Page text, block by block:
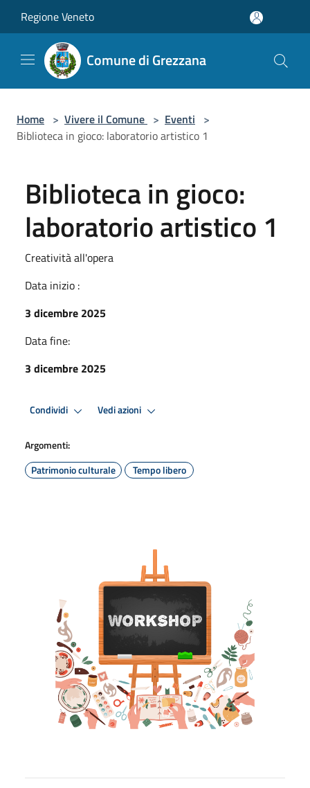
Regione Veneto
Comune di Grezzana
Home > Vivere il Comune > Eventi >
Biblioteca in gioco: laboratorio artistico 1
Biblioteca in gioco:
laboratorio artistico 1
Creatività all'opera
Data inizio :
3 dicembre 2025
Data fine:
3 dicembre 2025
Condividi Vedi azioni
Argomenti:
Patrimonio culturale
Tempo libero